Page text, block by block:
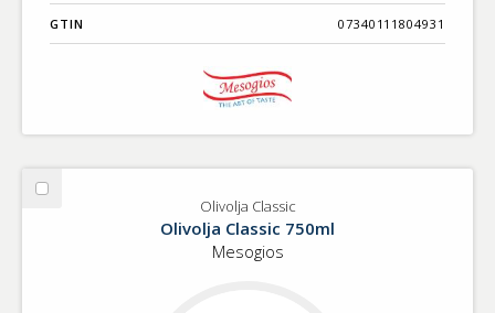
GTIN 07340111804931
Välj
Olivolja Classic
Olivolja Classic 750ml
Mesogios